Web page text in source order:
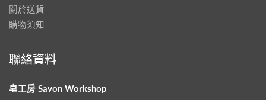
關於送貨
購物須知
聯絡資料
皂工房 Savon Workshop